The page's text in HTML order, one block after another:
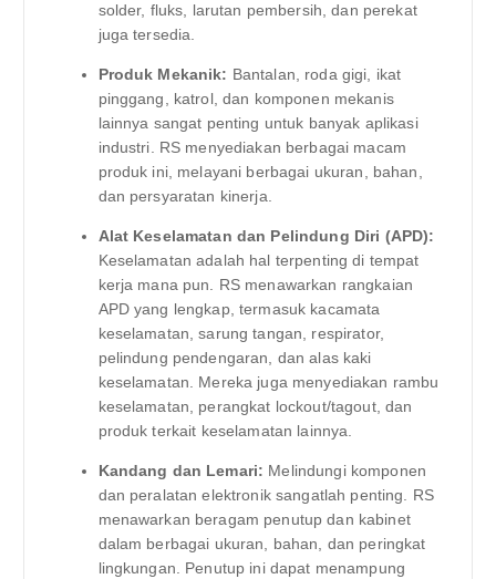
solder, fluks, larutan pembersih, dan perekat
juga tersedia.
Produk Mekanik: Bantalan, roda gigi, ikat
pinggang, katrol, dan komponen mekanis
lainnya sangat penting untuk banyak aplikasi
industri. RS menyediakan berbagai macam
produk ini, melayani berbagai ukuran, bahan,
dan persyaratan kinerja.
Alat Keselamatan dan Pelindung Diri (APD):
Keselamatan adalah hal terpenting di tempat
kerja mana pun. RS menawarkan rangkaian
APD yang lengkap, termasuk kacamata
keselamatan, sarung tangan, respirator,
pelindung pendengaran, dan alas kaki
keselamatan. Mereka juga menyediakan rambu
keselamatan, perangkat lockout/tagout, dan
produk terkait keselamatan lainnya.
Kandang dan Lemari: Melindungi komponen
dan peralatan elektronik sangatlah penting. RS
menawarkan beragam penutup dan kabinet
dalam berbagai ukuran, bahan, dan peringkat
lingkungan. Penutup ini dapat menampung